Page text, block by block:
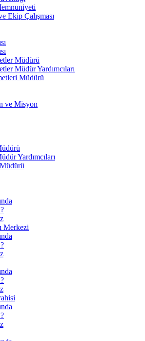
Ekip Çalışması
Müdürü
Müdür Yardımcıları
Müdürü
ve Misyon
Yardımcıları
Merkezi